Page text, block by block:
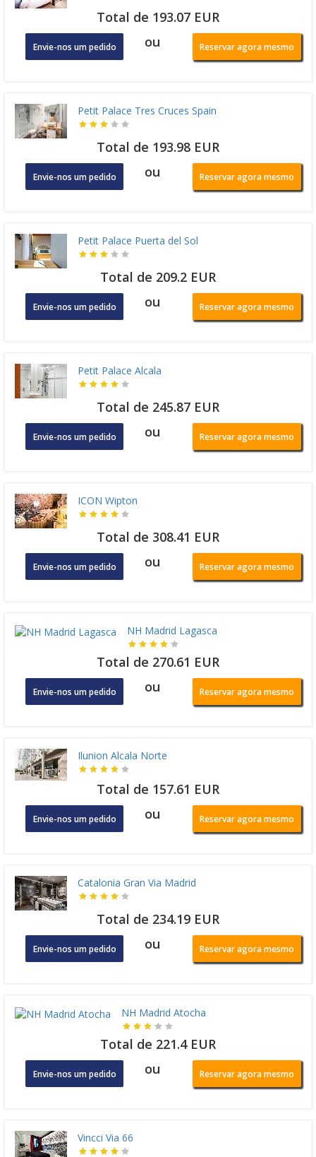
Total de 193.07 EUR
Envie-nos um pedido ou Reservar agora mesmo
Petit Palace Tres Cruces Spain
Total de 193.98 EUR
Envie-nos um pedido ou Reservar agora mesmo
Petit Palace Puerta del Sol
Total de 209.2 EUR
Envie-nos um pedido ou Reservar agora mesmo
Petit Palace Alcala
Total de 245.87 EUR
Envie-nos um pedido ou Reservar agora mesmo
ICON Wipton
Total de 308.41 EUR
Envie-nos um pedido ou Reservar agora mesmo
NH Madrid Lagasca
Total de 270.61 EUR
Envie-nos um pedido ou Reservar agora mesmo
Ilunion Alcala Norte
Total de 157.61 EUR
Envie-nos um pedido ou Reservar agora mesmo
Catalonia Gran Via Madrid
Total de 234.19 EUR
Envie-nos um pedido ou Reservar agora mesmo
NH Madrid Atocha
Total de 221.4 EUR
Envie-nos um pedido ou Reservar agora mesmo
Vincci Via 66